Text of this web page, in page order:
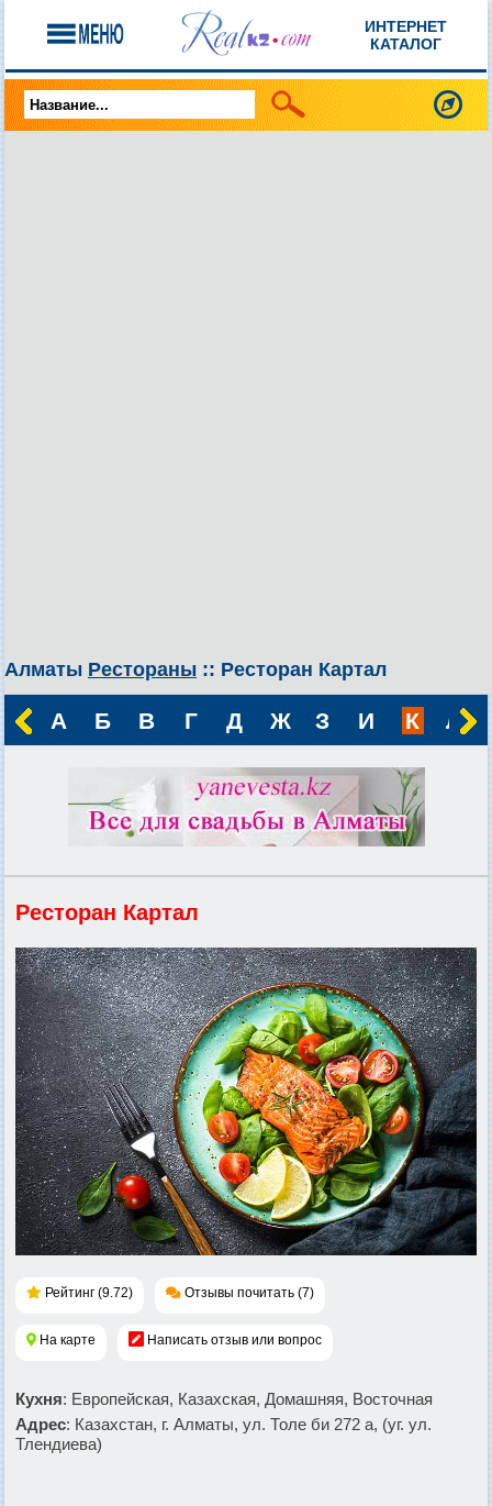
ИНТЕРНЕТ
КАТАЛОГ
Алматы Рестораны :: Ресторан Картал
А Б В Г Д Ж З И К Л
Ресторан Картал
Рейтинг (9.72) Отзывы почитать (7)
На карте Написать отзыв или вопрос
Кухня: Европейская, Казахская, Домашняя, Восточная
Адрес: Казахстан, г. Алматы, ул. Толе би 272 а, (уг. ул.
Тлендиева)